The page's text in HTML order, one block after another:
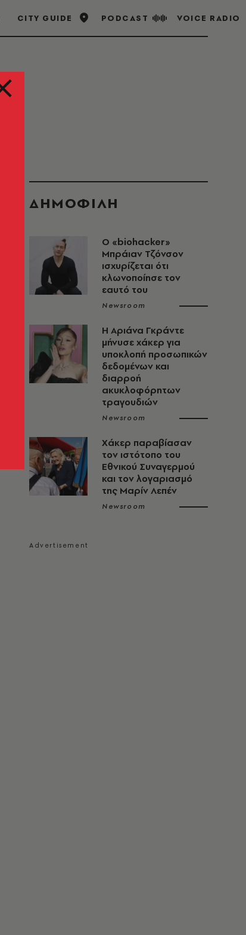
CITY GUIDE PODCAST VOICE RADIO
ΔΗΜΟΦΙΛΗ
Ο «biohacker»
Μπράιαν Τζόνσον
ισχυρίζεται ότι
κλωνοποίησε τον
εαυτό του
Newsroom
Η Αριάνα Γκράντε
μήνυσε χάκερ για
υποκλοπή προσωπικών
δεδομένων και
διαρροή
ακυκλοφόρητων
τραγουδιών
Newsroom
Χάκερ παραβίασαν
τον ιστότοπο του
Εθνικού Συναγερμού
και τον λογαριασμό
της Μαρίν Λεπέν
Newsroom